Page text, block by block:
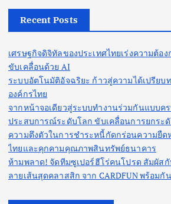
Recent Posts
เศรษฐกิจดิจิทัลของประเทศไทยเร่งความต้อ
ขับเคลื่อนด้วย AI
ระบบอัตโนมัติอัจฉริยะ ก้าวสู่ความได้เปรียบ
องค์กรไทย
จากหน้าจอเดียวสู่ระบบทำงานร่วมกันแบบคร
ประสบการณ์ระดับโลก ขับเคลื่อนการยกระ
ความตึงตัวในการชำระหนี้กัดกร่อนความยืด
ไทยและคุกคามคุณภาพสินทรัพย์ธนาคาร
ห้ามพลาด! จัดทีมซูเปอร์ฮีโร่คนโปรด สัมผัสกั
ลายเส้นสุดคลาสสิก จาก CARDFUN พร้อมกั